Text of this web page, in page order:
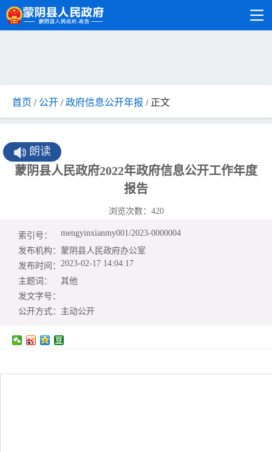
首页 / 公开 /政府信息公开年报 / 正文
朗读
蒙阴县人民政府2022年政府信息公开工作年度
报告
浏览次数： 420
索引号：
mengyinxianmy001/2023-0000004
发布机构： 蒙阴县人民政府办公室
发布时间： 2023-02-17 14:04:17
主题词：
其他
发文字号：
公开方式： 主动公开